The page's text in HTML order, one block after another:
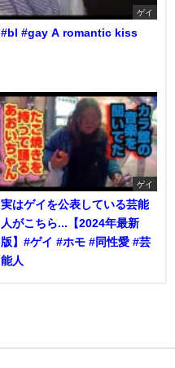
ゲイ
#bl #gay A romantic kiss
ゲイ
実はゲイを公表している芸能
人がこちら...【2024年最新
版】#ゲイ #ホモ #同性愛 #芸
能人